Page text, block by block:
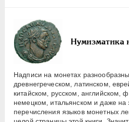
Нумизматика
Надписи на монетах
древнегреческом, латинском,
китайском, русском, английском,
немецком, итальянском и даже на
перечисления языков монетных